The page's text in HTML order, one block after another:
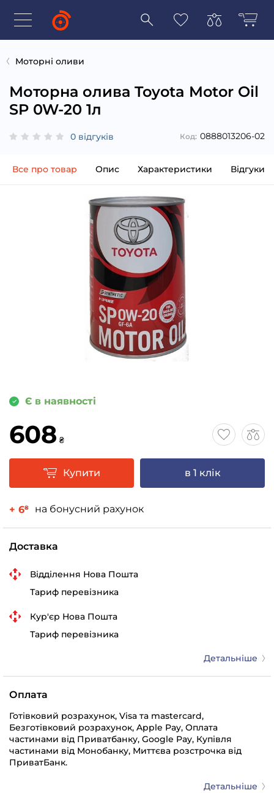
Моторні оливи
Моторна олива Toyota Motor Oil
SP 0W-20 1л
0 відгуків Код: 0888013206-02
Все про товар Опис Характеристики Відгуки
Є в наявності
608 ₴
Купити в 1 клік
+ 6₴ на бонусний рахунок
Доставка
Відділення Нова Пошта
Тариф перевізника
Кур'єр Нова Пошта
Тариф перевізника
Детальніше
Оплата
Готівковий розрахунок, Visa та mastercard,
Безготівковий розрахунок, Apple Pay, Оплата
частинами від Приватбанку, Google Pay, Купівля
частинами від Монобанку, Миттєва розстрочка від
ПриватБанк.
Детальніше